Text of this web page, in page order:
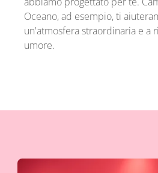
Oceano, ad esempio, ti
un'atmosfera straordinaria e a
umore.